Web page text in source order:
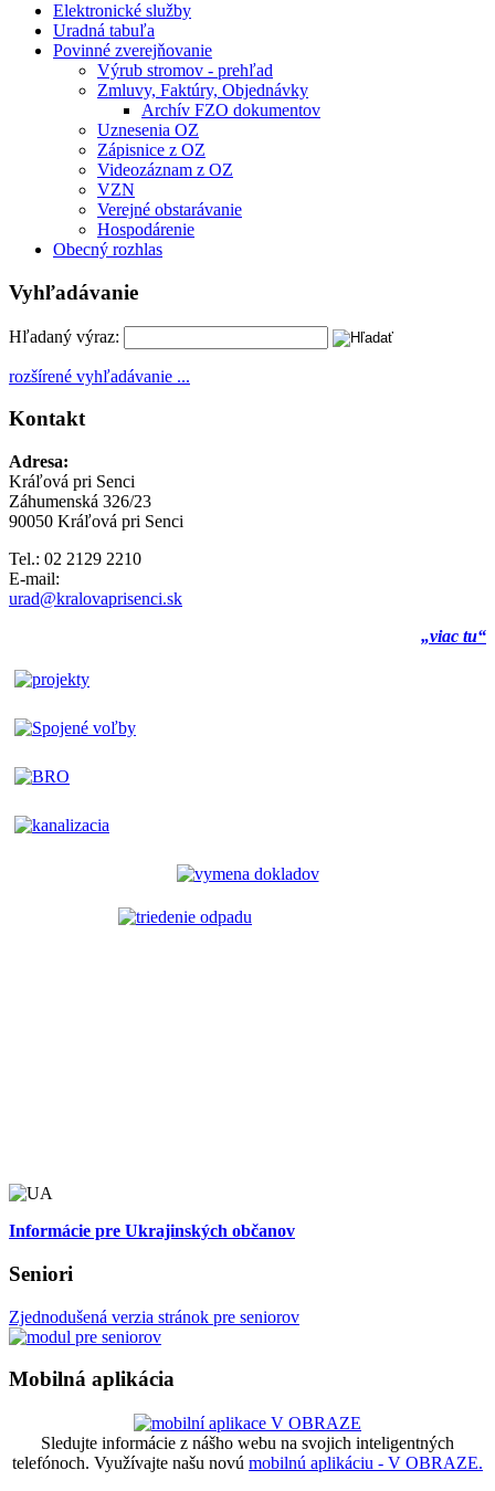
Elektronické služby
Uradná tabuľa
Povinné zverejňovanie
Výrub stromov - prehľad
Zmluvy, Faktúry, Objednávky
Archív FZO dokumentov
Uznesenia OZ
Zápisnice z OZ
Videozáznam z OZ
VZN
Verejné obstarávanie
Hospodárenie
Obecný rozhlas
Vyhľadávanie
Hľadaný výraz:
rozšírené vyhľadávanie ...
Kontakt
Adresa:
Kráľová pri Senci
Záhumenská 326/23
90050 Kráľová pri Senci
Tel.: 02 2129 2210
E-mail:
urad@kralovaprisenci.sk
„viac tu“
Informácie pre Ukrajinských občanov
Seniori
Zjednodušená verzia stránok pre seniorov
Mobilná aplikácia
Sledujte informácie z nášho webu na svojich inteligentných
telefónoch. Využívajte našu novú mobilnú aplikáciu - V OBRAZE.